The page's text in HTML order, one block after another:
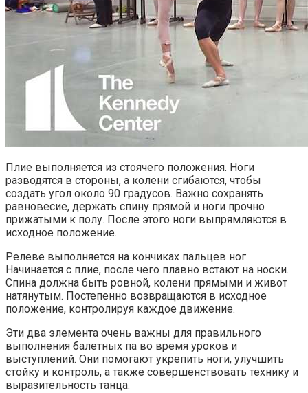
Плие выполняется из стоячего положения. Ноги
разводятся в стороны, а колени сгибаются, чтобы
создать угол около 90 градусов. Важно сохранять
равновесие, держать спину прямой и ноги прочно
прижатыми к полу. После этого ноги выпрямляются в
исходное положение.
Релеве выполняется на кончиках пальцев ног.
Начинается с плие, после чего плавно встают на носки.
Спина должна быть ровной, колени прямыми и живот
натянутым. Постепенно возвращаются в исходное
положение, контролируя каждое движение.
Эти два элемента очень важны для правильного
выполнения балетных па во время уроков и
выступлений. Они помогают укрепить ноги, улучшить
стойку и контроль, а также совершенствовать технику и
выразительность танца.